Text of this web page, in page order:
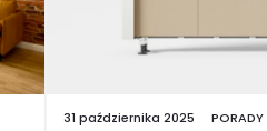
31 października 2025 PORADY